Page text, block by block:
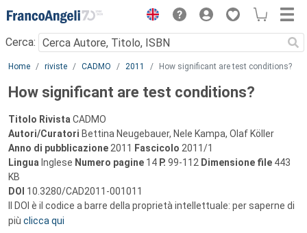
Menu
Cerca:
Main content
Home riviste CADMO 2011 How significant are test conditions?
How significant are test conditions?
Titolo Rivista CADMO
Autori/Curatori Bettina Neugebauer, Nele Kampa, Olaf Köller
Anno di pubblicazione 2011 Fascicolo 2011/1
Lingua Inglese Numero pagine 14 P. 99-112 Dimensione file 443
KB
DOI 10.3280/CAD2011-001011
Il DOI è il codice a barre della proprietà intellettuale: per saperne di
più clicca qui